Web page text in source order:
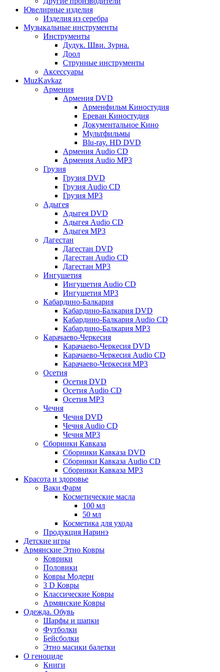
Ювелирные изделия
Изделия из серебра
Музыкальные инструменты
Инструменты
Дудук. Шви. Зурна.
Доол
Струнные инструменты
Аксессуары
MuzKavkaz
Армения
Армения DVD
Арменфильм Киностудия
Ереван Киностудия
Документальное Кино
Мультфильмы
Blu-ray. HD DVD
Армения Audio CD
Армения Audio MP3
Грузия
Грузия DVD
Грузия Audio CD
Грузия MP3
Адыгея
Адыгея DVD
Адыгея Audio CD
Адыгея MP3
Дагестан
Дагестан DVD
Дагестан Audio CD
Дагестан MP3
Ингушетия
Ингушетия Audio CD
Ингушетия MP3
Кабардино-Балкария
Кабардино-Балкария DVD
Кабардино-Балкария Audio CD
Кабардино-Балкария MP3
Карачаево-Черкесия
Карачаево-Черкесия DVD
Карачаево-Черкесия Audio CD
Карачаево-Черкесия MP3
Осетия
Осетия DVD
Осетия Audio CD
Осетия MP3
Чечня
Чечня DVD
Чечня Audio CD
Чечня MP3
Сборники Кавказа
Сборники Кавказа DVD
Сборники Кавказа Audio CD
Сборники Кавказа MP3
Красота и здоровье
Ваки Фарм
Косметические масла
100 мл
50 мл
Косметика для ухода
Продукция Наринэ
Детские игры
Армянские Этно Ковры
Коврики
Половики
Ковры Модерн
3 D Ковры
Классические Ковры
Армянские Ковры
Одежда. Обувь
Шарфы и шапки
Футболки
Бейсболки
Этно масики балетки
О геноциде
Книги